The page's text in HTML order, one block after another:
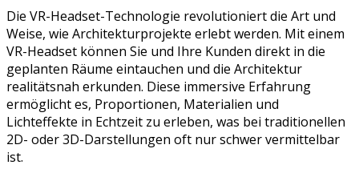
Die VR-Headset-Technologie revolutioniert die Art und
Weise, wie Architekturprojekte erlebt werden. Mit einem
VR-Headset können Sie und Ihre Kunden direkt in die
geplanten Räume eintauchen und die Architektur
realitätsnah erkunden. Diese immersive Erfahrung
ermöglicht es, Proportionen, Materialien und
Lichteffekte in Echtzeit zu erleben, was bei traditionellen
2D- oder 3D-Darstellungen oft nur schwer vermittelbar
ist.